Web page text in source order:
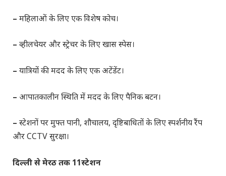
– महिलाओं के लिए एक विशेष कोच।
– व्हीलचेयर और स्ट्रेचर के लिए खास स्पेस।
– यात्रियों की मदद के लिए एक अटेंडेंट।
– आपातकालीन स्थिति में मदद के लिए पैनिक बटन।
– स्टेशनों पर मुफ्त पानी, शौचालय, दृष्टिबाधितों के लिए स्पर्शनीय रैंप
और CCTV सुरक्षा।
दिल्ली से मेरठ तक 11स्टेशन